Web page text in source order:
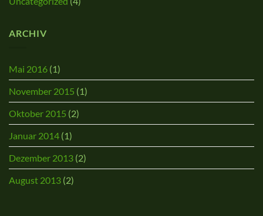
ARCHIV
Mai 2016 (1)
November 2015 (1)
Oktober 2015 (2)
Januar 2014 (1)
Dezember 2013 (2)
August 2013 (2)